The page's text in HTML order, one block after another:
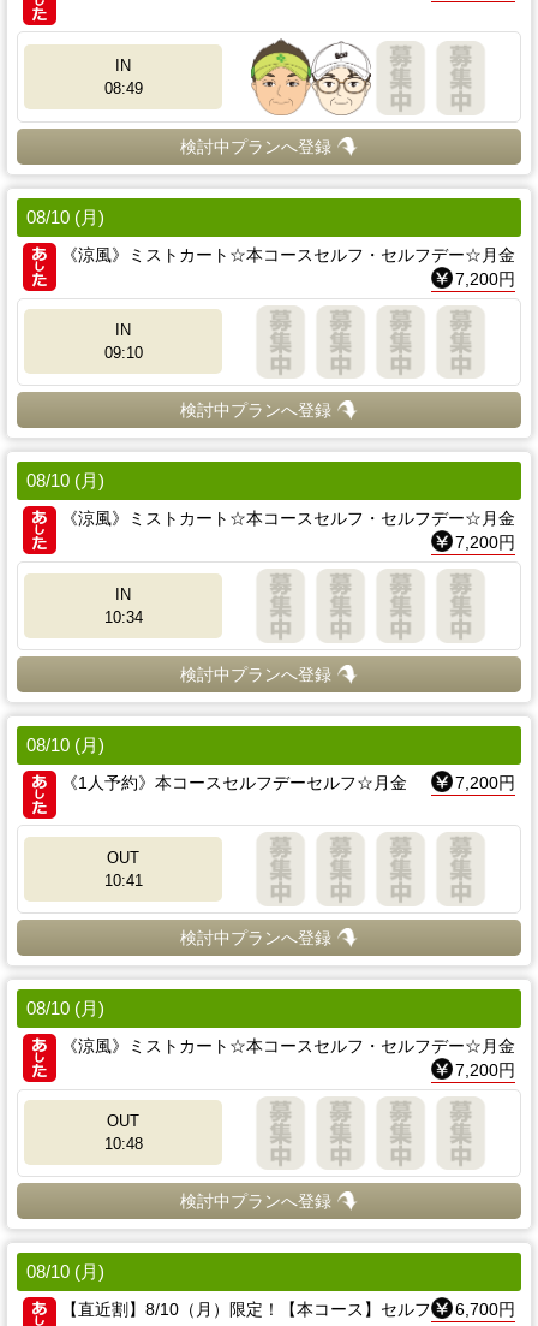
IN
08:49
検討中プランへ登録
08/10 (月)
《涼風》ミストカート☆本コースセルフ・セルフデー☆月金
7,200円
IN
09:10
検討中プランへ登録
08/10 (月)
《涼風》ミストカート☆本コースセルフ・セルフデー☆月金
7,200円
IN
10:34
検討中プランへ登録
08/10 (月)
《1人予約》本コースセルフデーセルフ☆月金
7,200円
OUT
10:41
検討中プランへ登録
08/10 (月)
《涼風》ミストカート☆本コースセルフ・セルフデー☆月金
7,200円
OUT
10:48
検討中プランへ登録
08/10 (月)
【直近割】8/10（月）限定！【本コース】セルフ
6,700円